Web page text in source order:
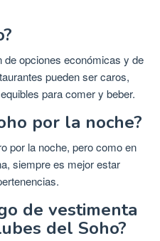
de opciones económicas y de
pueden ser caros,
para comer y beber.
por la noche?
por la noche, pero como en
siempre es mejor estar
de vestimenta
del Soho?